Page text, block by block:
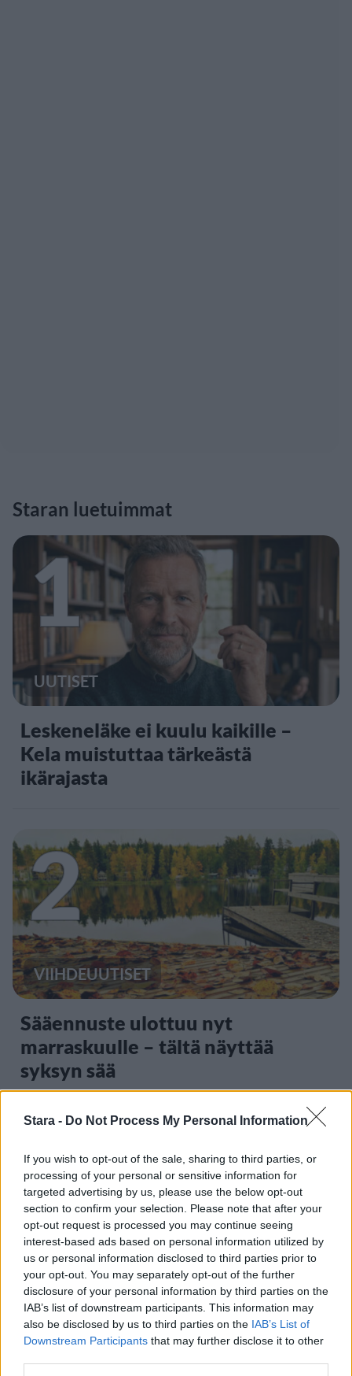
Stara - Do Not Process My Personal Information
If you wish to opt-out of the sale, sharing to third parties, or
processing of your personal or sensitive information for
targeted advertising by us, please use the below opt-out
section to confirm your selection. Please note that after your
opt-out request is processed you may continue seeing
interest-based ads based on personal information utilized by
us or personal information disclosed to third parties prior to
your opt-out. You may separately opt-out of the further
disclosure of your personal information by third parties on the
IAB’s list of downstream participants. This information may
also be disclosed by us to third parties on the IAB’s List of
Downstream Participants that may further disclose it to other
Staran luetuimmat
1
UUTISET
Leskeneläke ei kuulu kaikille –
Kela muistuttaa tärkeästä
ikärajasta
2
VIIHDEUUTISET
Sääennuste ulottuu nyt
marraskuulle – tältä näyttää
syksyn sää
3
MATKAILU
Finnairin lennoista osan lentää
jatkossa toinen lentoyhtiö –
matkustajille tärkeä rajoitus